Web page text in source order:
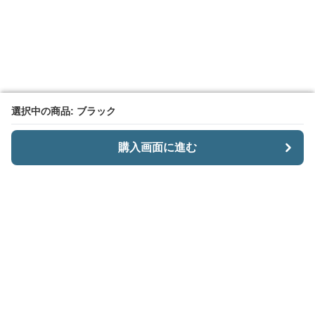
選択中の商品: ブラック
購入画面に進む
選択中の商品: ブラック
購入画面に進む